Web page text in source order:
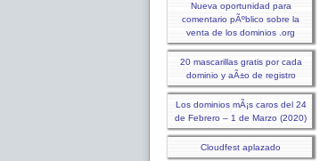
Nueva oportunidad para
comentario pÃºblico sobre la
venta de los dominios .org
20 mascarillas gratis por cada
dominio y aÃ±o de registro
Los dominios mÃ¡s caros del 24
de Febrero – 1 de Marzo (2020)
Cloudfest aplazado